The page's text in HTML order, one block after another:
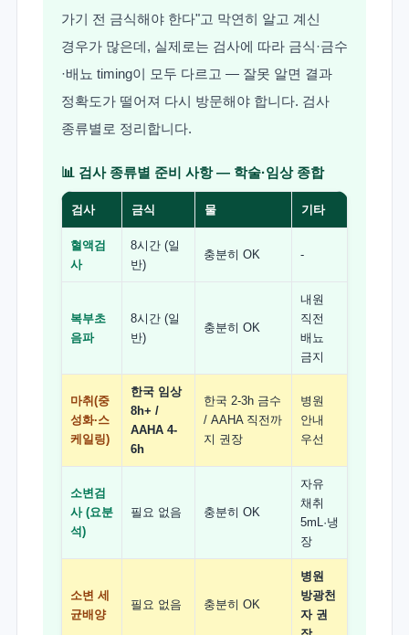
가기 전 금식해야 한다"고 막연히 알고 계신
경우가 많은데, 실제로는 검사에 따라 금식·금수
·배뇨 timing이 모두 다르고 — 잘못 알면 결과
정확도가 떨어져 다시 방문해야 합니다. 검사
종류별로 정리합니다.
📊 검사 종류별 준비 사항 — 학술·임상 종합
검사 금식 물 기타
혈액검
사
8시간 (일
반)
충분히 OK -
복부초
음파
8시간 (일
반)
충분히 OK
내원
직전
배뇨
금지
마취(중
성화·스
케일링)
한국 임상
8h+ /
AAHA 4-
6h
한국 2-3h 금수
/ AAHA 직전까
지 권장
병원
안내
우선
소변검
사 (요분
석)
필요 없음 충분히 OK
자유
채취
5mL·냉
장
소변 세
균배양
필요 없음 충분히 OK
병원
방광천
자 권